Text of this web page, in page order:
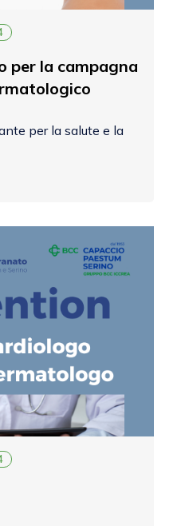
per la campagna
per la salute e la